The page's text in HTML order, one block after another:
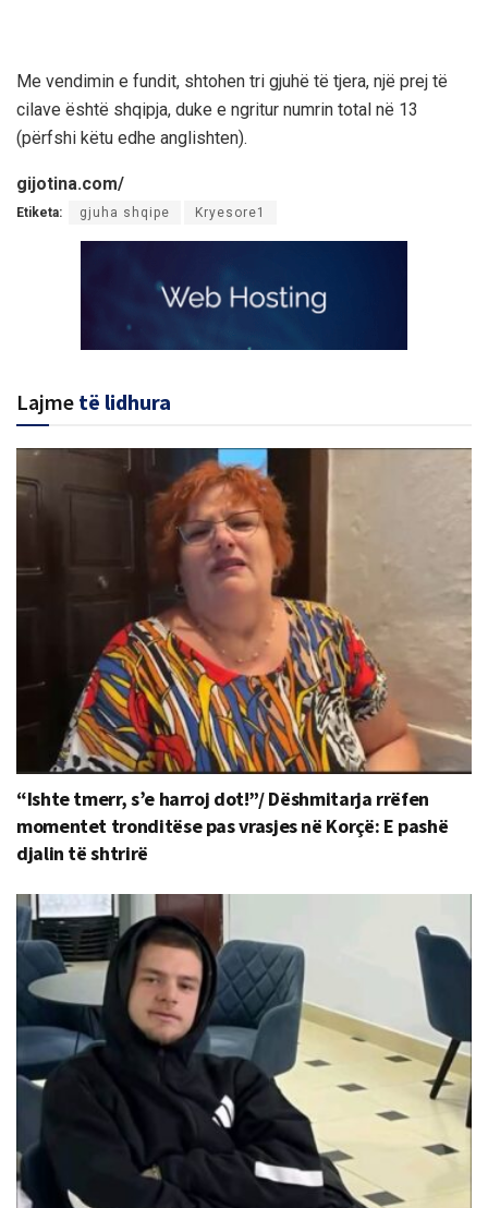
Me vendimin e fundit, shtohen tri gjuhë të tjera, një prej të
cilave është shqipja, duke e ngritur numrin total në 13
(përfshi këtu edhe anglishten).
gijotina.com/
Etiketa: gjuha shqipe Kryesore1
Lajme të lidhura
“Ishte tmerr, s’e harroj dot!”/ Dëshmitarja rrëfen
momentet tronditëse pas vrasjes në Korçë: E pashë
djalin të shtrirë